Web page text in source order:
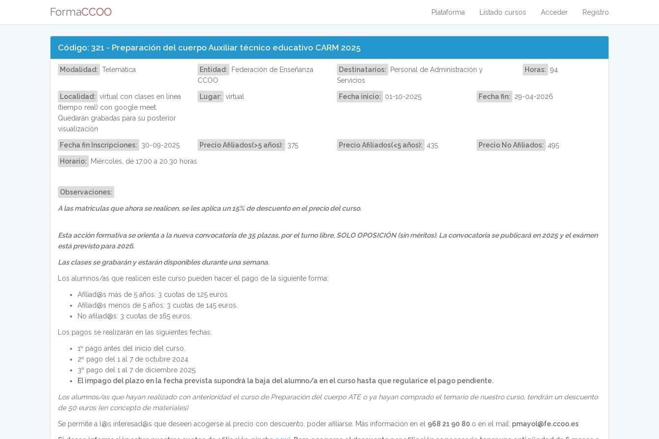
FormaCCOO Plataforma Listado cursos Acceder Registro
Código: 321 - Preparación del cuerpo Auxiliar técnico educativo CARM 2025
Modalidad: Telemática Entidad:
Federación de Enseñanza
CCOO
Destinatarios:
Personal de Administración y
Servicios
Horas: 94
Localidad: virtual con clases en línea
(tiempo real) con google meet.
Quedarán grabadas para su posterior
visualización
Lugar: virtual Fecha inicio: 01-10-2025 Fecha fin: 29-04-2026
Fecha fin Inscripciones: 30-09-2025 Precio Afiliados(>5 años): 375 Precio Afiliados(<5 años): 435 Precio No Afiliados: 495
Horario: Miércoles, de 17.00 a 20.30 horas
Observaciones:
A las matriculas que ahora se realicen, se les aplica un 15% de descuento en el precio del curso.
Esta acción formativa se orienta a la nueva convocatoria de 35 plazas, por el turno libre, SOLO OPOSICIÓN (sin méritos). La convocatoria se publicará en 2025 y el exámen
está previsto para 2026.
Las clases se grabarán y estarán disponibles durante una semana.
Los alumnos/as que realicen este curso pueden hacer el pago de la siguiente forma:
Afiliad@s más de 5 años: 3 cuotas de 125 euros.
Afiliad@s menos de 5 años: 3 cuotas de 145 euros.
No afiliad@s: 3 cuotas de 165 euros.
Los pagos se realizarán en las siguientes fechas:
1º pago antes del inicio del curso.
2º pago del 1 al 7 de octubre 2024.
3º pago del 1 al 7 de diciembre 2025.
El impago del plazo en la fecha prevista supondrá la baja del alumno/a en el curso hasta que regularice el pago pendiente.
Los alumnos/as que hayan realizado con anterioridad el curso de Preparación del cuerpo ATE o ya hayan comprado el temario de nuestro curso, tendrán un descuento
de 50 euros (en concepto de materiales)
Se permite a l@s interesad@s que deseen acogerse al precio con descuento, poder afiliarse. Más información en el 968 21 90 80 o en el mail: pmayol@fe.ccoo.es